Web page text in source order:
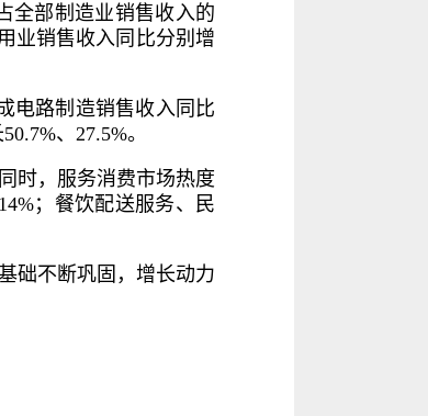
全部制造业销售收入的
业销售收入同比分别增
电路制造销售收入同比
、27.5%。
时，服务消费市场热度
；餐饮配送服务、民
础不断巩固，增长动力